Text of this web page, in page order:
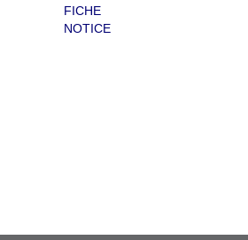
FICHE
NOTICE